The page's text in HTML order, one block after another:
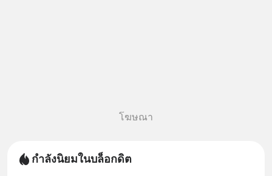
โฆษณา
กำลังนิยมในบล็อกดิต